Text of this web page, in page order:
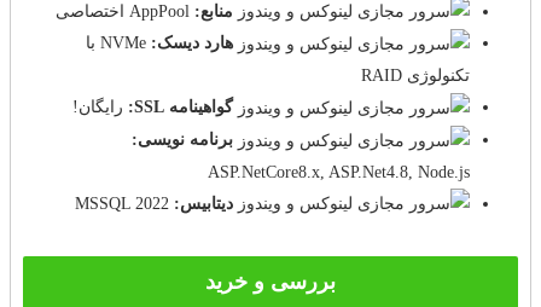
منابع:
هارد دیسک:
NVMe با
تکنولوژی RAID
گواهینامه SSL:
رایگان!
برنامه نویسی:
ASP.NetCore8.x, ASP.Net4.8, Node.js
دیتابیس: MSSQL 2022
بررسی و خرید